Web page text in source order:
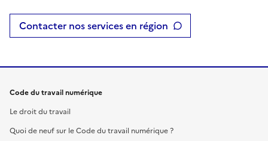
Contacter nos services en région
Code du travail numérique
Le droit du travail
Quoi de neuf sur le Code du travail numérique ?